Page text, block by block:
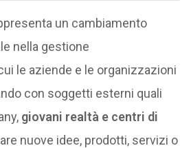
un cambiamento
nella gestione
le aziende e le organizzazioni
con soggetti esterni quali
giovani realtà e centri di
nuove idee, prodotti, servizi o